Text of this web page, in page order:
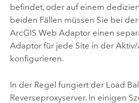
befindet, oder auf einem
beiden Fällen müssen Sie bei
ArcGIS Web Adaptoreinen
Adaptorfür jede Site in der
konfigurieren.
In der Regel fungiert der Load
Reverseproxyserver. In einigen